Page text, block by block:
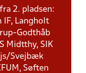
2. pladsen:
IF, Langholt
Godthåb
Midtthy, SIK
Svejbæk
Søften